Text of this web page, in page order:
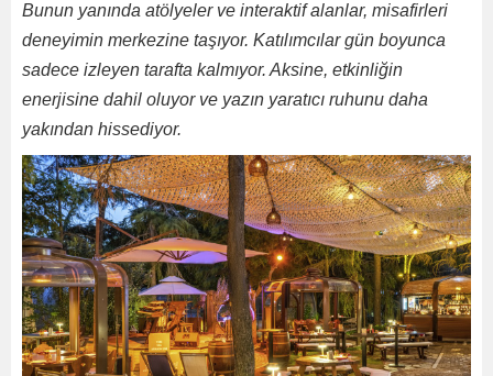
Bunun yanında atölyeler ve interaktif alanlar, misafirleri
deneyimin merkezine taşıyor. Katılımcılar gün boyunca
sadece izleyen tarafta kalmıyor. Aksine, etkinliğin
enerjisine dahil oluyor ve yazın yaratıcı ruhunu daha
yakından hissediyor.